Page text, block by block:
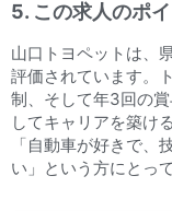
5. この求人のポ
山口トヨペットは、
評価されています。
制、そして年3回の
してキャリアを築け
「自動車が好きで、
い」という方にとっ